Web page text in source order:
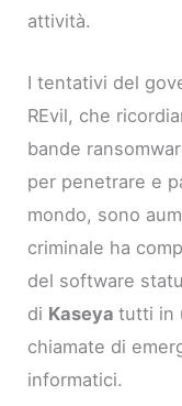
attività.
I tentativi del
REvil, che
bande
per penetrare e
mondo, sono
criminale ha
del software
di Kaseyatutti in
chiamate di
informatici.